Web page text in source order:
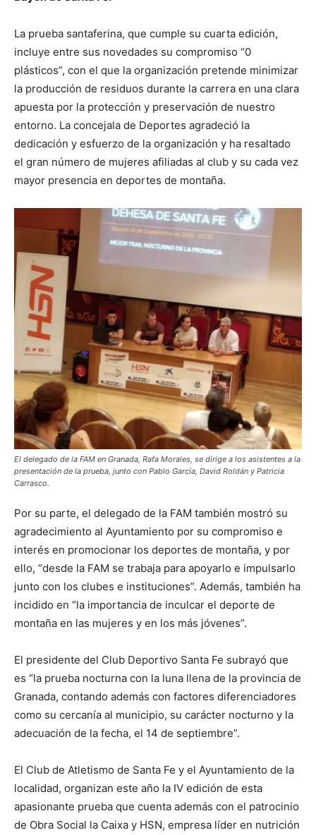
La prueba santaferina, que cumple su cuarta edición,
incluye entre sus novedades su compromiso “0
plásticos”, con el que la organización pretende minimizar
la producción de residuos durante la carrera en una clara
apuesta por la protección y preservación de nuestro
entorno. La concejala de Deportes agradeció la
dedicación y esfuerzo de la organización y ha resaltado
el gran número de mujeres afiliadas al club y su cada vez
mayor presencia en deportes de montaña.
El delegado de la FAM en Granada, Rafa Morales, se dirige a los asistentes a la
presentación de la prueba, junto con Pablo García, David Roldán y Patricia
Carrasco.
Por su parte, el delegado de la FAM también mostró su
agradecimiento al Ayuntamiento por su compromiso e
interés en promocionar los deportes de montaña, y por
ello, “desde la FAM se trabaja para apoyarlo e impulsarlo
junto con los clubes e instituciones”. Además, también ha
incidido en “la importancia de inculcar el deporte de
montaña en las mujeres y en los más jóvenes”.
El presidente del Club Deportivo Santa Fe subrayó que
es “la prueba nocturna con la luna llena de la provincia de
Granada, contando además con factores diferenciadores
como su cercanía al municipio, su carácter nocturno y la
adecuación de la fecha, el 14 de septiembre”.
El Club de Atletismo de Santa Fe y el Ayuntamiento de la
localidad, organizan este año la IV edición de esta
apasionante prueba que cuenta además con el patrocinio
de Obra Social la Caixa y HSN, empresa líder en nutrición